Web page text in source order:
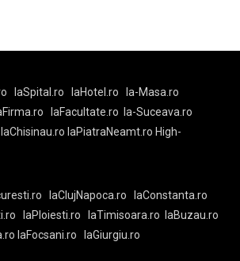
laSpital.ro laHotel.ro
la-Masa.ro
laFacultate.ro
la-Suceava.ro
laChisinau.ro laPiatraNeamt.ro High-
laClujNapoca.ro
laConstanta.ro
laPloiesti.ro laTimisoara.ro
laBuzau.ro
laFocsani.ro
laGiurgiu.ro